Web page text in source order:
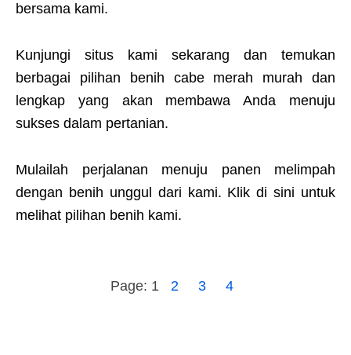
bersama kami.
Kunjungi situs kami sekarang dan temukan
berbagai pilihan benih cabe merah murah dan
lengkap yang akan membawa Anda menuju
sukses dalam pertanian.
Mulailah perjalanan menuju panen melimpah
dengan benih unggul dari kami. Klik di sini untuk
melihat pilihan benih kami.
Page: 1 2 3 4